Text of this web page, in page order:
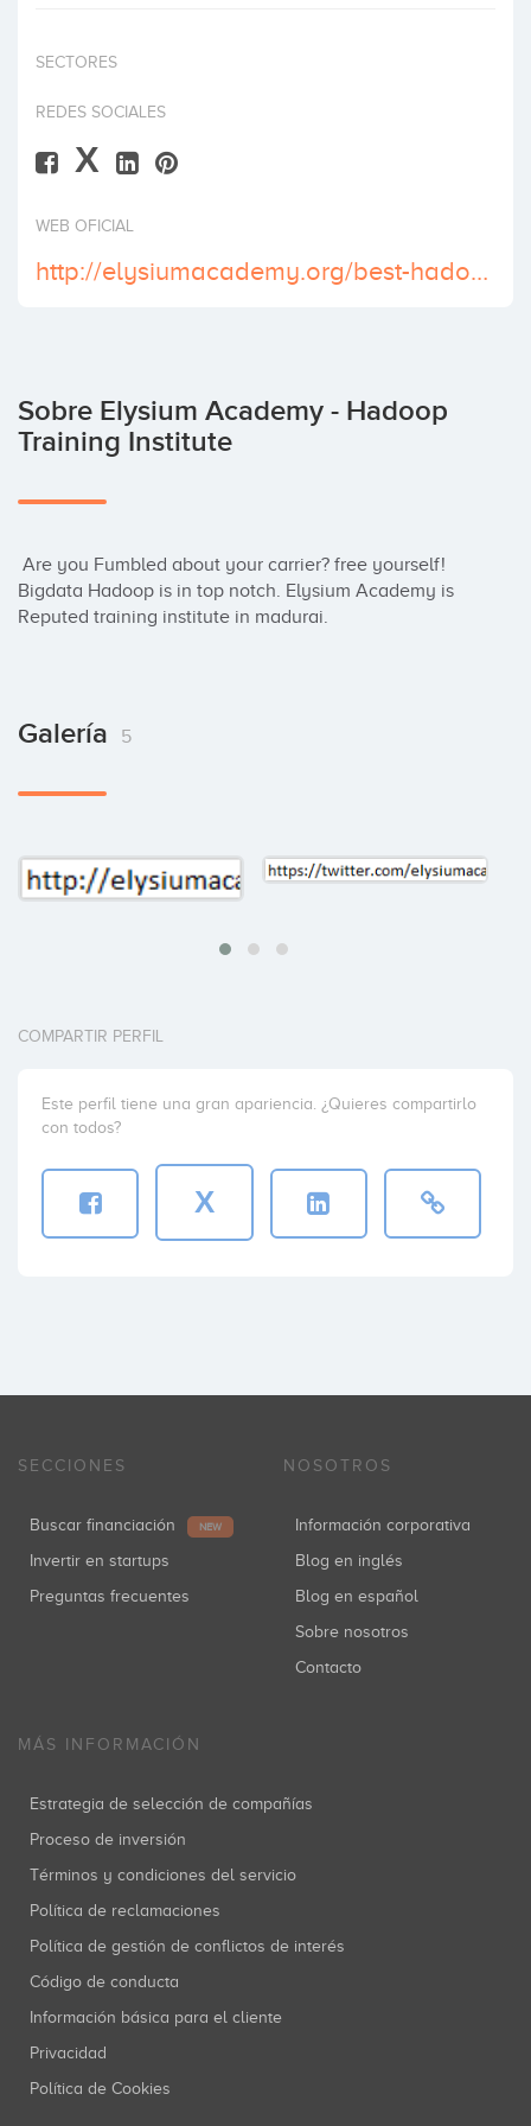
SECTORES
REDES SOCIALES
X
WEB OFICIAL
http://elysiumacademy.org/best-hadoop-certification-training-courses
Sobre Elysium Academy - Hadoop
Training Institute
Bigdata Hadoop is in top notch. Elysium Academy is
Reputed training institute in madurai.
Galería 5
COMPARTIR PERFIL
Este perfil tiene una gran apariencia. ¿Quieres compartirlo
con todos?
X
SECCIONES
Buscar financiación NEW
Invertir en startups
Preguntas frecuentes
NOSOTROS
Información corporativa
Blog en inglés
Blog en español
Sobre nosotros
Contacto
MÁS INFORMACIÓN
Estrategia de selección de compañías
Proceso de inversión
Términos y condiciones del servicio
Política de reclamaciones
Política de gestión de conflictos de interés
Código de conducta
Información básica para el cliente
Privacidad
Política de Cookies